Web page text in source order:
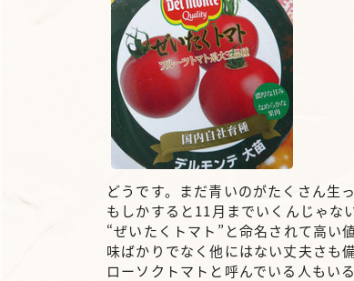
どうです。まだ青いのがたくさん生
もしかすると11月までいくんじゃな
“ぜいたくトマト”と命名されて高い
味ばかりでなく他にはない丈夫さも
ローソクトマトと呼んでいる人もい